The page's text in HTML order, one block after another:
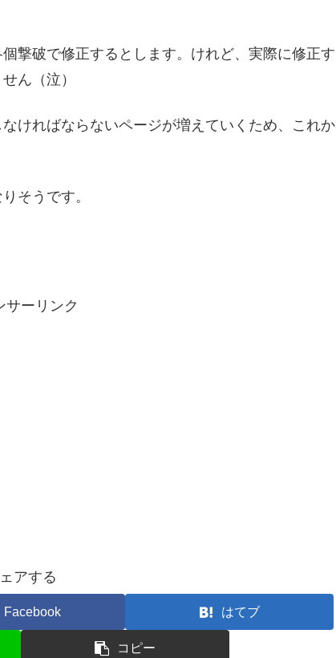
撃破で修正するとします。けれど、実際に修正す
ん（泣）
ければならないページが増えていくため、これか
そうです。
サーリンク
アする
Facebook はてブ
コピー